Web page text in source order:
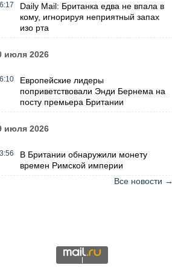
Daily Mail: Британка едва не впала в
кому, игнорируя неприятный запах
изо рта
июля 2026
Европейские лидеры
поприветствовали Энди Бернема на
посту премьера Британии
июля 2026
В Британии обнаружили монету
времен Римской империи
Все новости →